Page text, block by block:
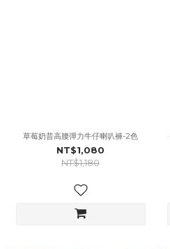
草莓奶昔高腰彈力牛仔喇叭褲-2色
NT$1,080
NT$1,180